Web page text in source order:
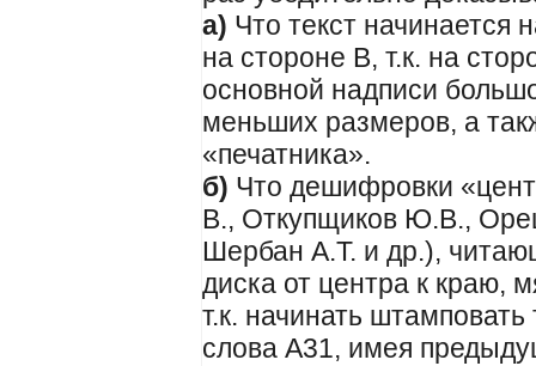
а) Что текст начинается
на стороне В, т.к. на
основной надписи
меньших размеров, а
«печатника».
б) Что дешифровки
В., Откупщиков Ю.В.,
Шербан А.Т. и др.),
диска от центра к краю,
т.к. начинать
слова А31, имея